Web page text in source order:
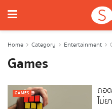
Home Category Entertainment
Games
GAMES
ถอ
ไม่ย